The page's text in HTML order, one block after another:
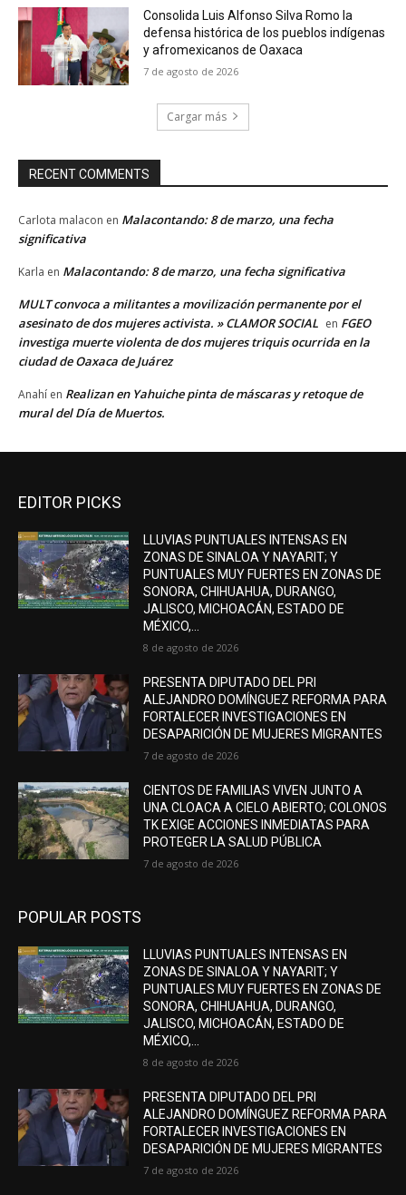
Consolida Luis Alfonso Silva Romo la
defensa histórica de los pueblos indígenas
y afromexicanos de Oaxaca
7 de agosto de 2026
Cargar más
RECENT COMMENTS
Carlota malacon en Malacontando: 8 de marzo, una fecha
significativa
Karla en Malacontando: 8 de marzo, una fecha significativa
MULT convoca a militantes a movilización permanente por el
asesinato de dos mujeres activista. » CLAMOR SOCIAL en FGEO
investiga muerte violenta de dos mujeres triquis ocurrida en la
ciudad de Oaxaca de Juárez
Anahí en Realizan en Yahuiche pinta de máscaras y retoque de
mural del Día de Muertos.
EDITOR PICKS
LLUVIAS PUNTUALES INTENSAS EN
ZONAS DE SINALOA Y NAYARIT; Y
PUNTUALES MUY FUERTES EN ZONAS DE
SONORA, CHIHUAHUA, DURANGO,
JALISCO, MICHOACÁN, ESTADO DE
MÉXICO,...
8 de agosto de 2026
PRESENTA DIPUTADO DEL PRI
ALEJANDRO DOMÍNGUEZ REFORMA PARA
FORTALECER INVESTIGACIONES EN
DESAPARICIÓN DE MUJERES MIGRANTES
7 de agosto de 2026
CIENTOS DE FAMILIAS VIVEN JUNTO A
UNA CLOACA A CIELO ABIERTO; COLONOS
TK EXIGE ACCIONES INMEDIATAS PARA
PROTEGER LA SALUD PÚBLICA
7 de agosto de 2026
POPULAR POSTS
LLUVIAS PUNTUALES INTENSAS EN
ZONAS DE SINALOA Y NAYARIT; Y
PUNTUALES MUY FUERTES EN ZONAS DE
SONORA, CHIHUAHUA, DURANGO,
JALISCO, MICHOACÁN, ESTADO DE
MÉXICO,...
8 de agosto de 2026
PRESENTA DIPUTADO DEL PRI
ALEJANDRO DOMÍNGUEZ REFORMA PARA
FORTALECER INVESTIGACIONES EN
DESAPARICIÓN DE MUJERES MIGRANTES
7 de agosto de 2026